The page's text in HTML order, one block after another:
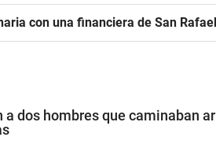
con una financiera de San
a dos hombres que caminaban